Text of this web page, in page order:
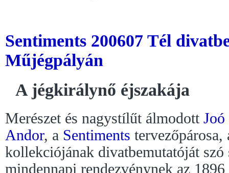
Sentiments 200607 Tél
Műjégpályán
A jégkirálynő éjszakája
Merészet és nagystílűt álmodott
Andor, a Sentiments
kollekciójának divatbemutatóját
mindennapi rendezvénynek az